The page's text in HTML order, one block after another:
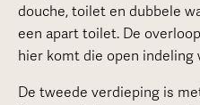
douche, toilet en dubbele
een apart toilet. De
hier komt die open indeling
De tweede verdieping is